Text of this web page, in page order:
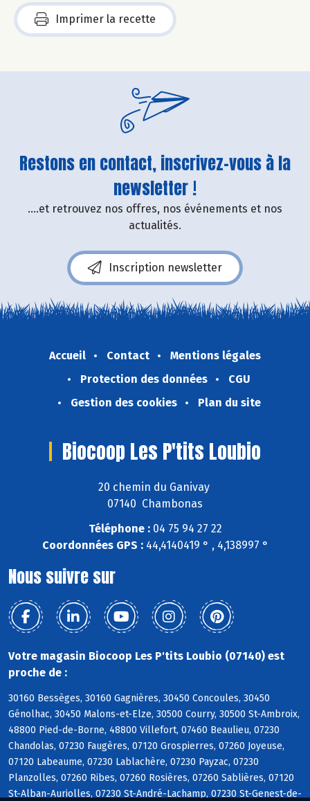
Imprimer la recette
Restons en contact, inscrivez-vous à la
newsletter !
....et retrouvez nos offres, nos événements et nos
actualités.
Inscription newsletter
Accueil Contact
Mentions légales
Protection des données
CGU
Gestion des cookies
Plan du site
Biocoop Les P'tits Loubio
20 chemin du Ganivay
07140 Chambonas
Téléphone :04 75 94 27 22
Coordonnées GPS :44,4140419 ° , 4,138997 °
Nous suivre sur
Votre magasin Biocoop Les P'tits Loubio (07140) est
proche de :
30160 Bessèges, 30160 Gagnières, 30450 Concoules, 30450
Génolhac, 30450 Malons-et-Elze, 30500 Courry, 30500 St-Ambroix,
48800 Pied-de-Borne, 48800 Villefort, 07460 Beaulieu, 07230
Chandolas, 07230 Faugères, 07120 Grospierres, 07260 Joyeuse,
07120 Labeaume, 07230 Lablachère, 07230 Payzac, 07230
Planzolles, 07260 Ribes, 07260 Rosières, 07260 Sablières, 07120
St-Alban-Auriolles, 07230 St-André-Lachamp, 07230 St-Genest-de-